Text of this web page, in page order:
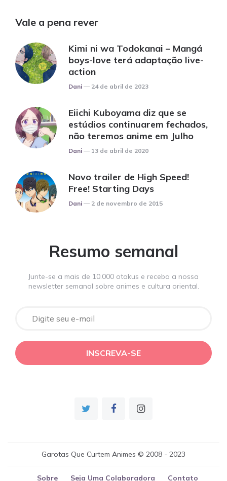
Vale a pena rever
Kimi ni wa Todokanai – Mangá
boys-love terá adaptação live-
action
Posted
Dani 24 de abril de 2023
Eiichi Kuboyama diz que se
estúdios continuarem fechados,
não teremos anime em Julho
Posted
Dani 13 de abril de 2020
Novo trailer de High Speed!
Free! Starting Days
Posted
Dani 2 de novembro de 2015
Resumo semanal
Junte-se a mais de 10.000 otakus e receba a nossa
newsletter semanal sobre animes e cultura oriental.
Garotas Que Curtem Animes © 2008 - 2023
Sobre Seja Uma Colaboradora Contato